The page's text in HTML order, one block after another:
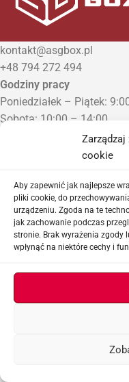
cookie
Aby zapewnić jak najlepsze
pliki cookie, do
urządzeniu. Zgoda na te
jak zachowanie podczas
stronie. Brak wyrażenia zgody
wpłynąć na niektóre cechy i
kontakt@asgbox.pl
+48 794 272 494
Godziny pracy
Poniedziałek – Piątek:
Sobota: 10:00 – 14:00
Niedziela: Zamknięte
Punkt Odbioru zamówień
Proszę o wcześniejszy
Sklep airsoftowy i